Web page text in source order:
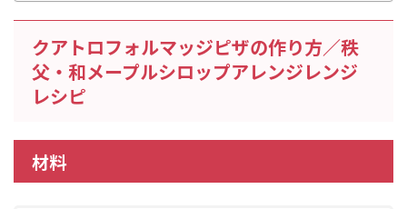
クアトロフォルマッジピザの作り方／秩
父・和メープルシロップアレンジレンジ
レシピ
材料